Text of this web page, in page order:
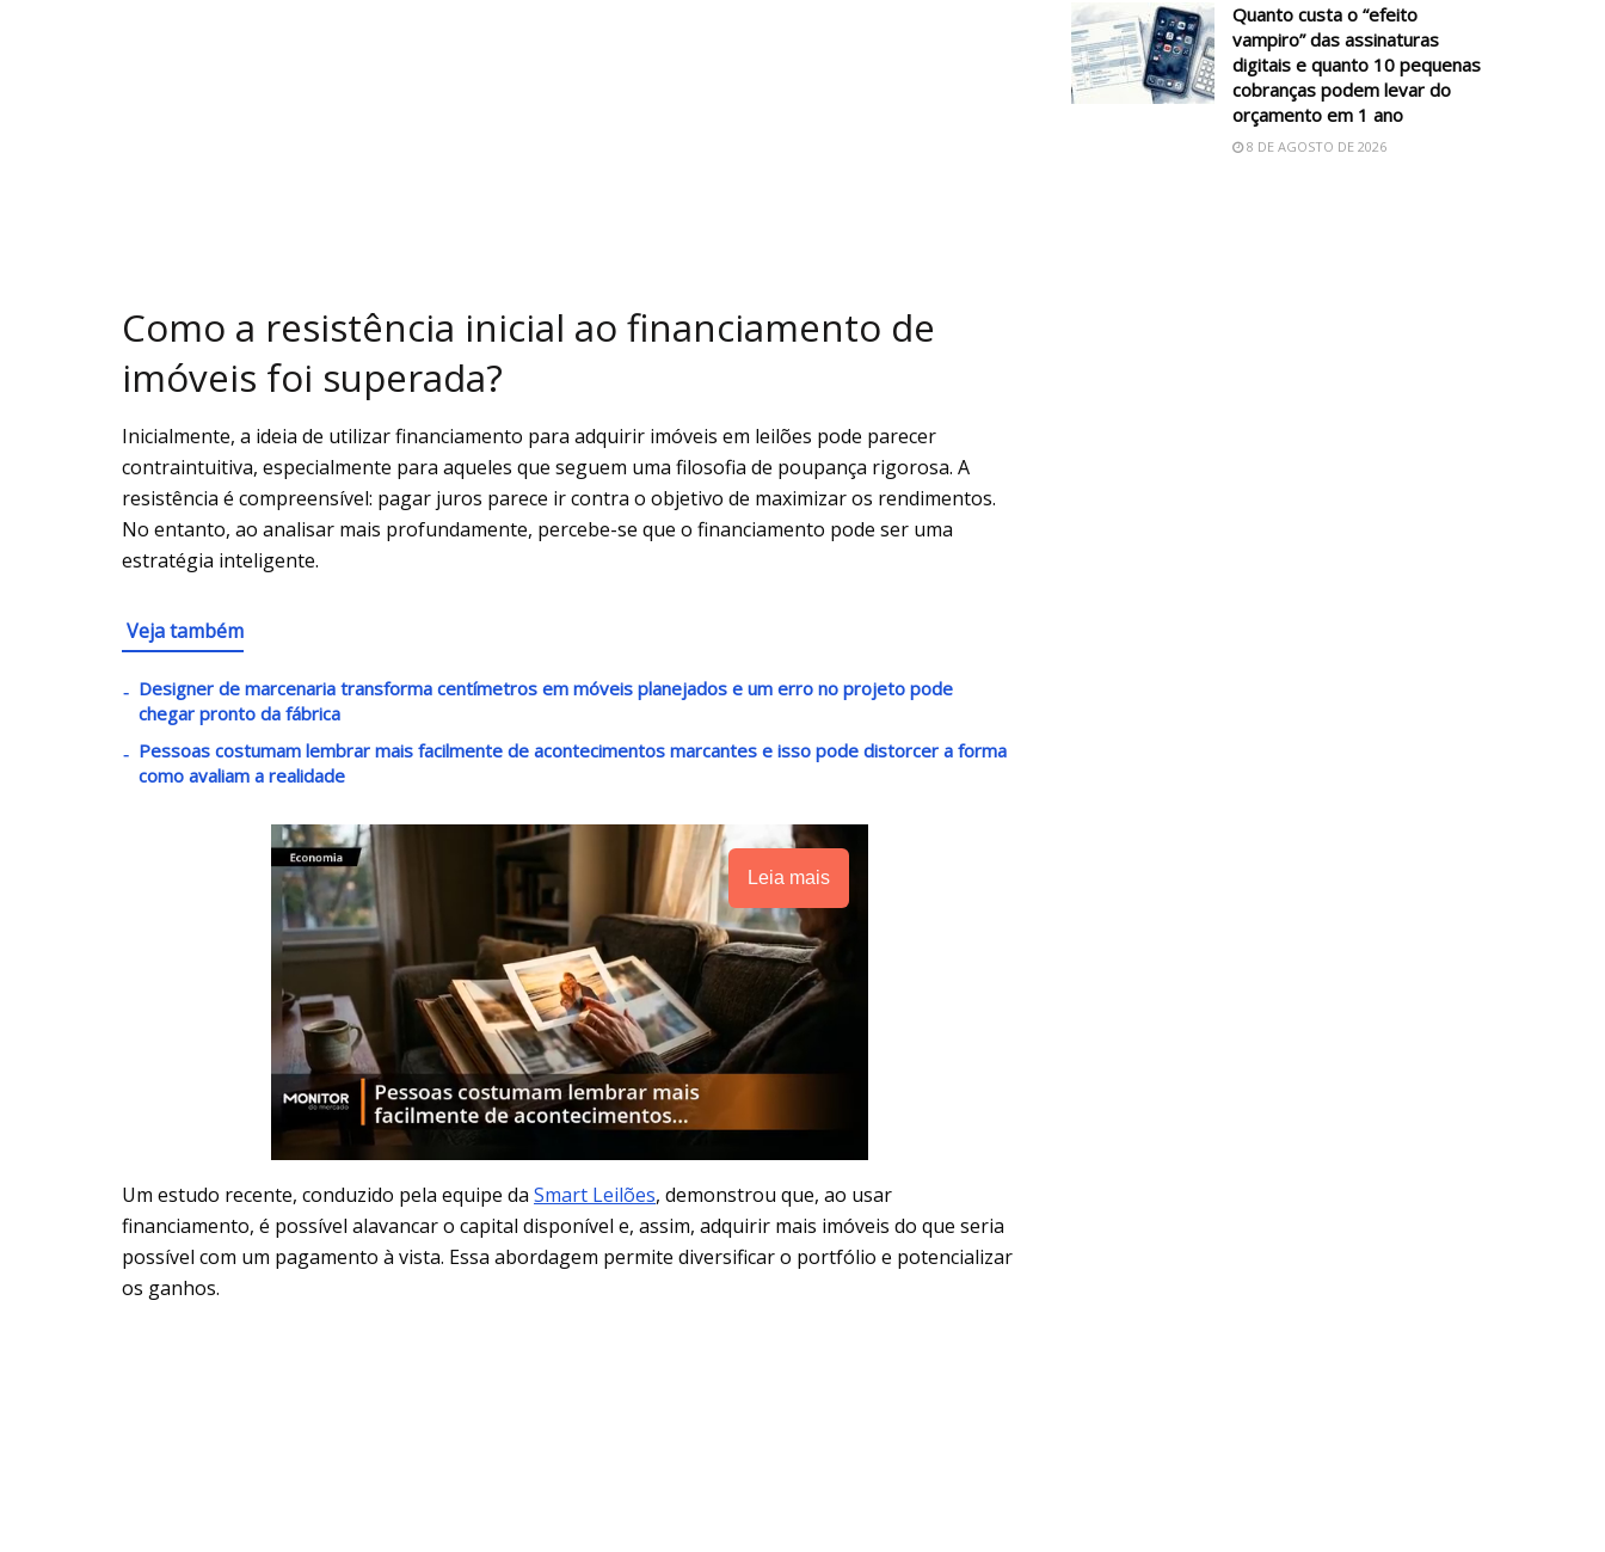
Como a resistência inicial ao financiamento de
imóveis foi superada?
Inicialmente, a ideia de utilizar financiamento para adquirir imóveis em leilões pode parecer
contraintuitiva, especialmente para aqueles que seguem uma filosofia de poupança rigorosa. A
resistência é compreensível: pagar juros parece ir contra o objetivo de maximizar os rendimentos.
No entanto, ao analisar mais profundamente, percebe-se que o financiamento pode ser uma
estratégia inteligente.
Veja também
Designer de marcenaria transforma centímetros em móveis planejados e um erro no projeto pode
chegar pronto da fábrica
Pessoas costumam lembrar mais facilmente de acontecimentos marcantes e isso pode distorcer a forma
como avaliam a realidade
Leia mais
Um estudo recente, conduzido pela equipe da Smart Leilões, demonstrou que, ao usar
financiamento, é possível alavancar o capital disponível e, assim, adquirir mais imóveis do que seria
possível com um pagamento à vista. Essa abordagem permite diversificar o portfólio e potencializar
os ganhos.
Quanto custa o “efeito
vampiro” das assinaturas
digitais e quanto 10 pequenas
cobranças podem levar do
orçamento em 1 ano
8 DE AGOSTO DE 2026